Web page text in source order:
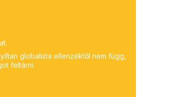
globalista ellenzéktől nem függ,
feltárni.